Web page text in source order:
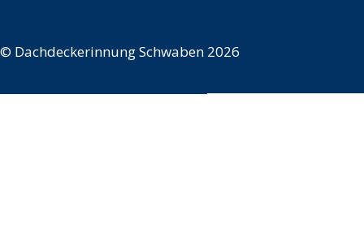
© Dachdeckerinnung Schwaben 2026